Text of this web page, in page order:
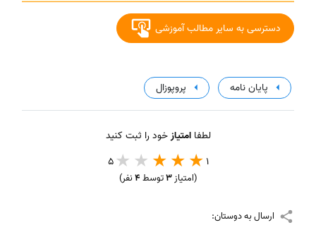
دسترسی به سایر مطالب آموزشی
پایان نامه پروپوزال
لطفاامتیازخود را ثبت کنید
1
5
(امتیاز3توسط4نفر)
ارسال به دوستان: